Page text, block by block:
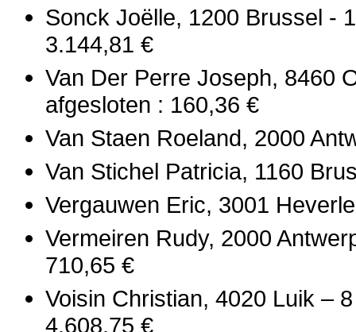
Sonck Joëlle, 1200 Brussel -
3.144,81 €
Van Der Perre Joseph, 8460
afgesloten : 160,36 €
Van Staen Roeland, 2000
Van Stichel Patricia, 1160
Vergauwen Eric, 3001
Vermeiren Rudy, 2000
710,65 €
Voisin Christian, 4020 Luik –
4.608,75 €